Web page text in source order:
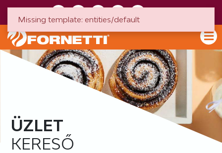
ÜZLET
KERESŐ
Missing template: entities/default